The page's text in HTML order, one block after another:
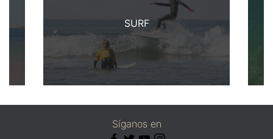
SURF
Síganos en